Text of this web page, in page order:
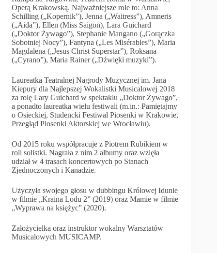
Operą Krakowską. Najważniejsze role to: Anna
Schilling („Kopernik”), Jenna („Waitress”), Amneris
(„Aida”), Ellen (Miss Saigon), Lara Guichard
(„Doktor Żywago”), Stephanie Mangano („Gorączka
Sobotniej Nocy”), Fantyna („Les Misérables”), Maria
Magdalena („Jesus Christ Superstar”), Roksana
(„Cyrano”), Maria Rainer („Dźwięki muzyki”).
Laureatka Teatralnej Nagrody Muzycznej im. Jana
Kiepury dla Najlepszej Wokalistki Musicalowej 2018
za rolę Lary Guichard w spektaklu „Doktor Żywago”,
a ponadto laureatka wielu festiwali (m.in.: Pamiętajmy
o Osieckiej, Studencki Festiwal Piosenki w Krakowie,
Przegląd Piosenki Aktorskiej we Wrocławiu).
Od 2015 roku współpracuje z Piotrem Rubikiem w
roli solistki. Nagrała z nim 2 albumy oraz wzięła
udział w 4 trasach koncertowych po Stanach
Zjednoczonych i Kanadzie.
Użyczyła swojego głosu w dubbingu Królowej Idunie
w filmie „Kraina Lodu 2” (2019) oraz Mamie w filmie
„Wyprawa na księżyc” (2020).
Założycielka oraz instruktor wokalny Warsztatów
Musicalowych MUSICAMP.